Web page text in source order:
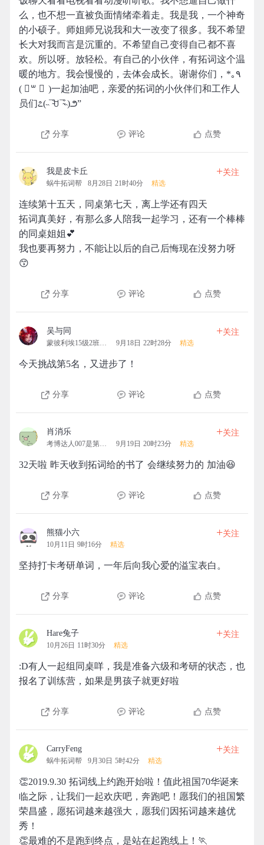
么，也不想一直被负面情绪牵着走。我是我，一个神奇
的小硕子。师姐师兄说我和大一改变了很多。我不希望
长大对我而言是沉重的。不希望自己变得自己都不喜
欢。所以呀。放轻松。有自己的小伙伴，有拓词这个温
暖的地方。我会慢慢的，去体会成长。谢谢你们，*｡٩
( ॑꒳ ॑ )一起加油吧，亲爱的拓词的小伙伴们和工作人
员们೭(˵¯̴͒ꇴ¯̴͒˵)౨”
分享 评论 点赞
我是皮卡丘
蜗牛拓词帮 8月28日 21时40分 精选
+关注
连续第十五天，同桌第七天，离上学还有四天
拓词真美好，有那么多人陪我一起学习，还有一个棒棒
的同桌姐姐💕
我也要再努力，不能让以后的自己后悔现在没努力呀
😙
分享 评论 点赞
吴与同
蒙彼利埃15级2班拓团 9月18日 22时28分 精选
+关注
今天挑战第5名，又进步了！
分享 评论 点赞
肖消乐
考博达人007是第一名的团 9月19日 20时23分 精选
+关注
32天啦 昨天收到拓词给的书了 会继续努力的 加油😆
分享 评论 点赞
熊猫小六
10月11日 9时16分 精选
+关注
坚持打卡考研单词，一年后向我心爱的溢宝表白。
分享 评论 点赞
Hare兔子
10月26日 11时30分 精选
+关注
:D有人一起组同桌咩，我是准备六级和考研的状态，也
报名了训练营，如果是男孩子就更好啦
分享 评论 点赞
CarryFeng
蜗牛拓词帮 9月30日 5时42分 精选
+关注
👏2019.9.30 拓词线上约跑开始啦！值此祖国70华诞来
临之际，让我们一起欢庆吧，奔跑吧！愿我们的祖国繁
荣昌盛，愿拓词越来越强大，愿我们因拓词越来越优
秀！
👏最难的不是跑到终点，是站在起跑线上！🏃